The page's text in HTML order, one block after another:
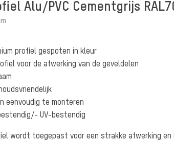
Producteigenschappen
Alu/PVC Cementgrijs
profiel gespoten in kleur
voor de afwerking van de geveldelen
eenvoudig te monteren
UV-bestendig
wordt toegepast voor een strakke afwerking en